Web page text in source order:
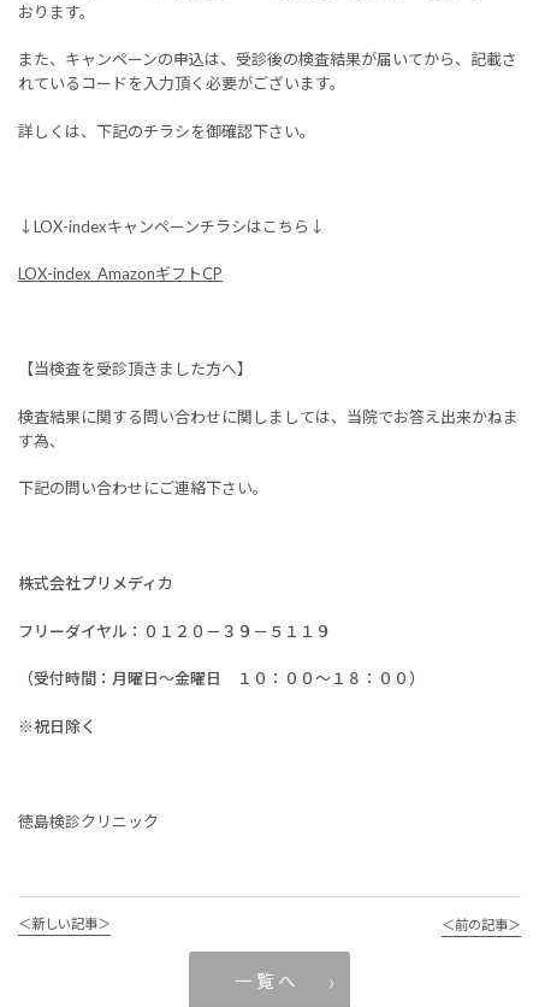
おります。
また、キャンペーンの申込は、受診後の検査結果が届いてから、記載さ
れているコードを入力頂く必要がございます。
詳しくは、下記のチラシを御確認下さい。
↓LOX-indexキャンペーンチラシはこちら↓
LOX-index_AmazonギフトCP
【当検査を受診頂きました方へ】
検査結果に関する問い合わせに関しましては、当院でお答え出来かねま
す為、
下記の問い合わせにご連絡下さい。
株式会社プリメディカ
フリーダイヤル：０１２０－３９－５１１９
（受付時間：月曜日～金曜日 １０：００～１８：００）
※祝日除く
徳島検診クリニック
＜新しい記事＞ ＜前の記事＞
一 覧 へ